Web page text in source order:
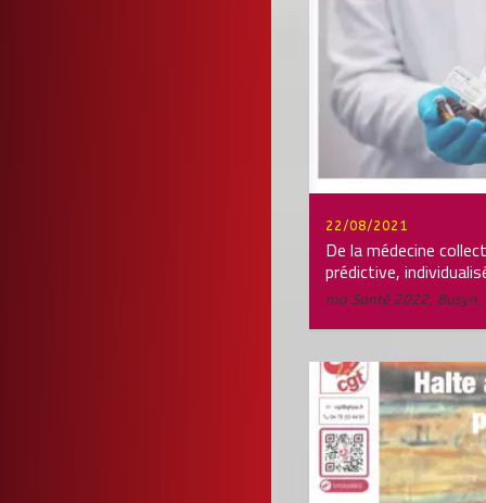
22/08/2021
De la médecine
prédictive,
ma Santé 2022, Busyn,